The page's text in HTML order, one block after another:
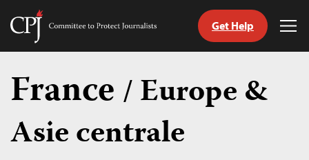
Skip
content
Committee
Get Help
France/ Europe &
Asie centrale